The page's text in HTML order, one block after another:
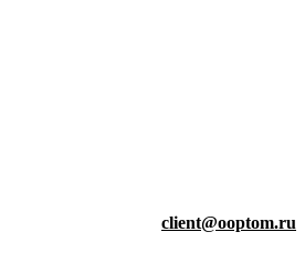
client@ooptom.ru